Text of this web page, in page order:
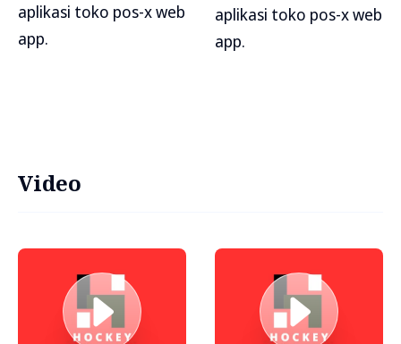
aplikasi toko pos-x web
app.
aplikasi toko pos-x web
app.
Video